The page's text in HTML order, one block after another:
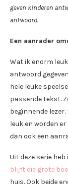
geven kinderen
antwoord.
Een aanrader
Wat ik enorm
antwoord
hele leuke
passende tekst.
beginnende
leuk en worden
dan ook een
Uit deze serie
blijft die grote
huis. Ook beide